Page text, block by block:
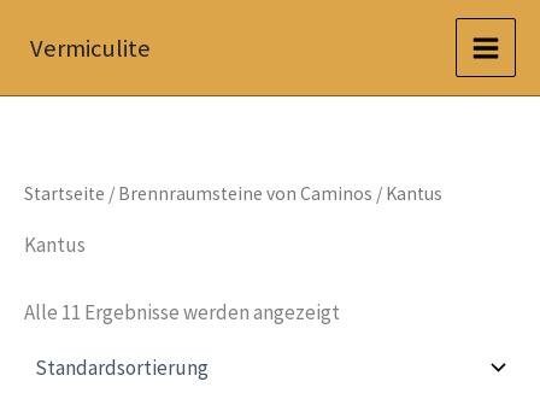
InhaltVermiculite
Startseite / Brennraumsteine von Caminos / Kantus
Kantus
Alle 11 Ergebnisse werden angezeigt